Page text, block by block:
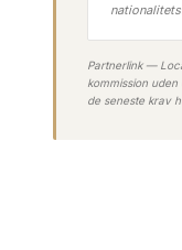
Partnerlink —
kommission
de seneste krav